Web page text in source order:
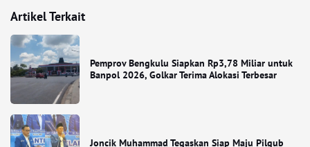
Artikel Terkait
Pemprov Bengkulu Siapkan Rp3,78 Miliar untuk
Banpol 2026, Golkar Terima Alokasi Terbesar
Joncik Muhammad Tegaskan Siap Maju Pilgub